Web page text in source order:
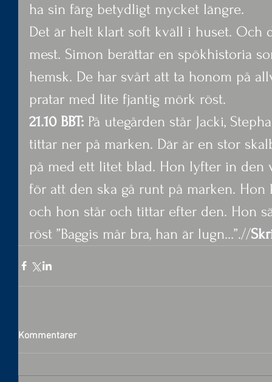
ha sin färg betydligt mycket längre.
Det är helt klart soft kväll i huset. Och
mest. Simon berättar en spökhistoria
hemsk. De har svårt att ta honom på
pratar med lite fjantig mörk röst.
21.10 BBT: På utegården står Jacki,
tittar ner på marken. Där är en stor
på med ett litet blad. Hon lyfter in
för att den ska gå runt på marken.
och hon står och tittar efter den. Hon
röst ”Baggis mår bra, han är lugn…”.//
Kommentarer